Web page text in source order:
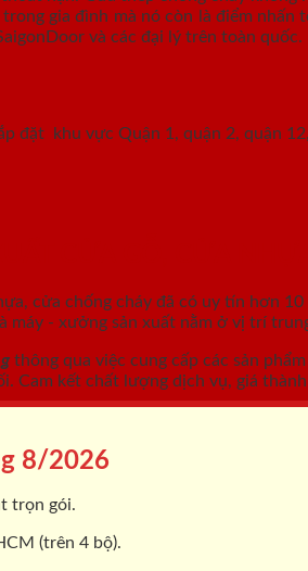
gia đình mà nó còn là điểm
và các đại lý trên toàn quốc.
đặt khu vực Quận 1, quận 2, quận
cửa chống cháy đã có uy tín hơn
máy - xưởng sản xuất nằm ở vị trí
thông qua việc cung cấp các sản
Cam kết chất lượng dịch vụ, giá
8/2026
trọn gói.
(trên 4 bộ).